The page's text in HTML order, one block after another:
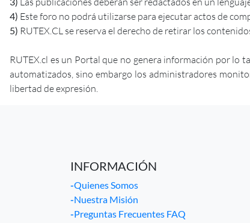
4) Este foro no podrá utilizarse para ejecutar actos de
5) RUTEX.CL se reserva el derecho de retirar los
RUTEX.cl es un Portal que no genera información por lo
automatizados, sino embargo los administradores
libertad de expresión.
INFORMACIÓN
-Quienes Somos
-Nuestra Misión
-Preguntas Frecuentes FAQ